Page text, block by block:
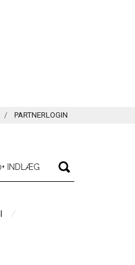
PARTNERLOGIN